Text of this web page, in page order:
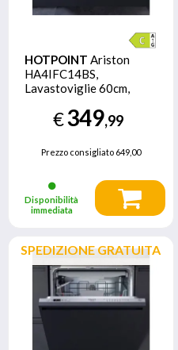
HOTPOINT Ariston
HA4IFC14BS,
Lavastoviglie 60cm,
44dBA, cerniere sliding
€349,99
Prezzo consigliato649,00
Disponibilità
immediata
SPEDIZIONE GRATUITA